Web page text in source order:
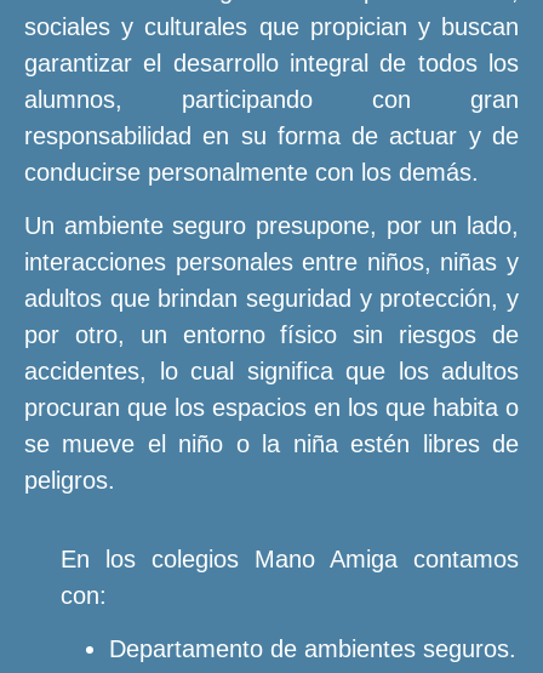
sociales y culturales que propician y buscan
garantizar el desarrollo integral de todos los
alumnos, participando con gran
responsabilidad en su forma de actuar y de
conducirse personalmente con los demás.
Un ambiente seguro presupone, por un lado,
interacciones personales entre niños, niñas y
adultos que brindan seguridad y protección, y
por otro, un entorno físico sin riesgos de
accidentes, lo cual significa que los adultos
procuran que los espacios en los que habita o
se mueve el niño o la niña estén libres de
peligros.
En los colegios Mano Amiga contamos
con:
Departamento de ambientes seguros.